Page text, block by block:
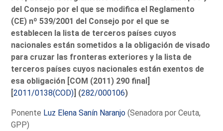
del Consejo por el que se modifica el Reglamento
(CE) nº 539/2001 del Consejo por el que se
establecen la lista de terceros países cuyos
nacionales están sometidos a la obligación de visado
para cruzar las fronteras exteriores y la lista de
terceros países cuyos nacionales están exentos de
esa obligación [COM (2011) 290 final]
[2011/0138(COD)] (282/000106)
Ponente Luz Elena Sanín Naranjo (Senadora por Ceuta,
GPP)